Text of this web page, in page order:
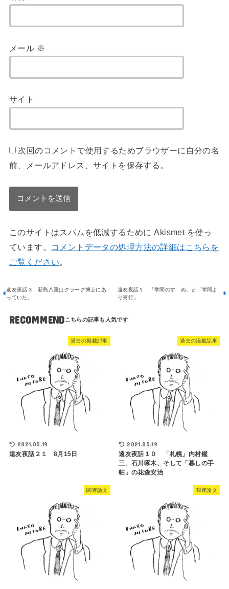
メール ※
サイト
次回のコメントで使用するためブラウザーに自分の名
前、メールアドレス、サイトを保存する。
このサイトはスパムを低減するために Akismet を使っ
ています。
コメントデータの処理方法の詳細はこちらを
ご覧ください。
遠友夜話３ 新島八重はクラーク博士にあ
っていた。
遠友夜話１ 「学問のすゝめ」と「学問よ
り実行」
RECOMMEND
過去の掲載記事
2021.05.19
遠友夜話２１ 8月15日
過去の掲載記事
2021.05.19
遠友夜話１０ 「札幌」内村鑑
三、石川啄木、そして「暮しの手
帖」の花森安治
関連論文 関連論文